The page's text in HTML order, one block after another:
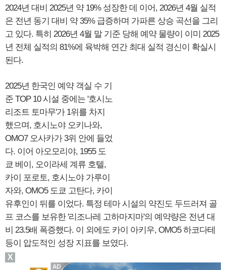
2024년 대비 2025년 약 19% 성장한 데 이어, 2026년 4월 실적
은 전년 동기 대비 약 35% 급증하며 가파른 상승 곡선을 그리
고 있다. 특히 2026년 4월 말 기준 당해 예약 물량이 이미 2025
년 전체 실적의 81%에 육박해 연간 최대 실적 경신이 확실시
된다.
2025년 한국인 예약 객실 수 기
준 TOP 10 시설 중에는 '호시노
리조트 토마무'가 1위를 차지
했으며, 호시노야 오키나와,
OMO7 오사카가 3위 안에 들었
다. 이어 아오모리야, 1955 도
쿄 베이, 오이라세 계류 호텔,
카이 포로토, 호시노야 가루이
자와, OMO5 도쿄 고탄다, 카이
유후인이 뒤를 이었다. 특정 테마 시설의 약진도 두드러져 골
프 코스를 보유한 '리조나레 고하마지마'의 예약량은 전년 대
비 23.5배 폭증했다. 이 외에도 카이 아키우, OMO5 하코다테
등이 압도적인 성장 지표를 보였다.
X